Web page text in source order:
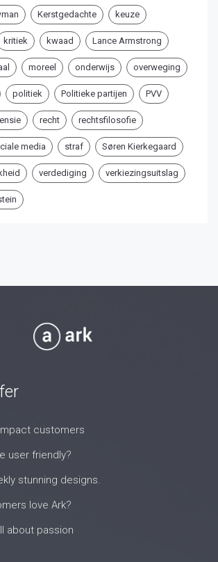
Kerstgedachte keuze
kritiek kwaad Lance Armstrong
moreel onderwijs overweging
politiek Politieke partijen PVV
recht rechtsfilosofie
media straf Søren Kierkegaard
verdediging verkiezingsuitslag
customers
user friendly?
stunning designs.
love Ark?
about passion